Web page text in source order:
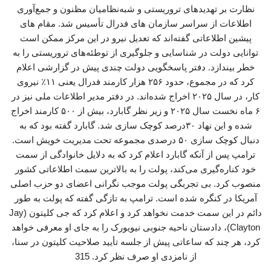
نظارت بر تهدیدهای تروریستی و شبه‌نظامیان مظنون و جمع‌آوری
اطلاعات از سراسر سازمان های فدرال تأسیس شد. مقام های
پیشین اطلاعاتی گفته‌اند که تعدیل نیرو در این مرکز ممکن است
توانایی دولت در شناسایی و جلوگیری از توطئه‌های تروریستی را به
خطر بیندازد. دفتر پاسخگویی دولت چندی پیش در گزارشی اعلام
کرد که در مجموع، حدود ۲۵۶ هزار کارمند فدرال یعنی ۱۱٪ نیروی
کار، در سال ۲۰۲۵ اخراج شده‌اند. در دفتر مدیر اطلاعات ملی نیز در
۶ ماه نخست سال ۲۰۲۵ و زیر نظر گابارد، بیش از ۵۰۰ کارمند اخراج
شده و این نهاد ۳۰درصد کوچک سازی شد. گابارد گفته بود که به
دنبال کوچک سازی ۵۰ درصدی مجموعه تحت مدیریت خویش است.
ترامپ پس از آنکه گابارد اعلام کرد که به دلایل خانوادگی از سمت
خود کناره‌گیری می‌کند، پولت را به بالاترین سمت اطلاعاتی کشور
منصوب کرد. بی تجربگی پولت موجب نگرانی‌ اعضای دو حزب اصلی
آمریکا در کنگره شده است. ترامپ به تازگی گفته که پولت به طور
دائم در این سمت خدمت نخواهد کرد و اعلام کرد که جی کلیتون (Jay
Clayton)، دادستان ناحیه جنوبی نیویورک را به جای او معرفی خواهد
کرد، هر چند که ساعاتی پیش از جلسه تأیید صلاحیت کلیتون در سنا،
از نامزدی او صرف نظر کرد. 315